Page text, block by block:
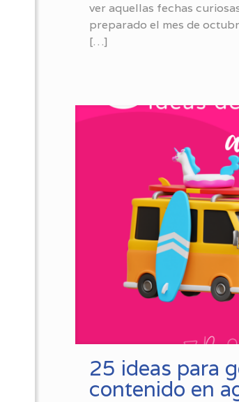
ver aquellas fechas
preparado el mes de
[…]
25 ideas para
contenido en